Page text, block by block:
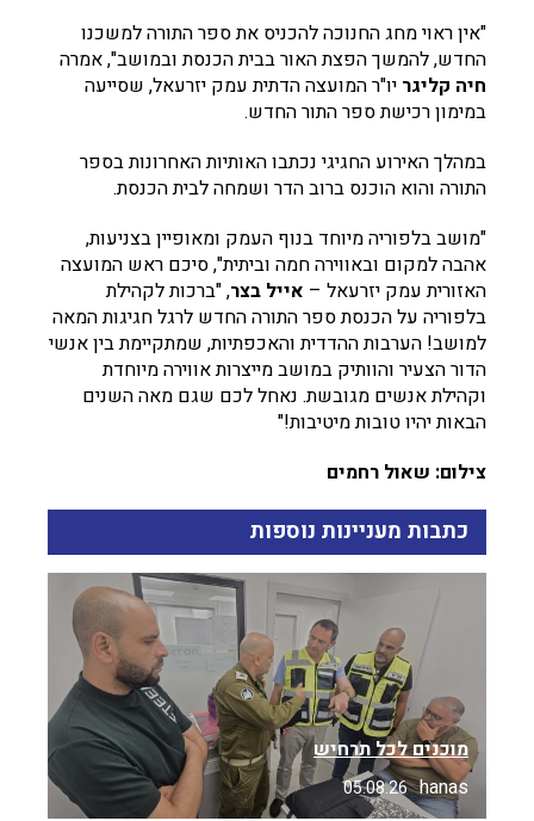
"אין ראוי מחג החנוכה להכניס את ספר התורה למשכנו
החדש, להמשך הפצת האור בבית הכנסת ובמושב", אמרה
חיה קליגר יו"ר המועצה הדתית עמק יזרעאל, שסייעה
במימון רכישת ספר התור החדש.
במהלך האירוע החגיגי נכתבו האותיות האחרונות בספר
התורה והוא הוכנס ברוב הדר ושמחה לבית הכנסת.
"מושב בלפוריה מיוחד בנוף העמק ומאופיין בצניעות,
אהבה למקום ובאווירה חמה וביתית", סיכם ראש המועצה
האזורית עמק יזרעאל – אייל בצר, "ברכות לקהילת
בלפוריה על הכנסת ספר התורה החדש לרגל חגיגות המאה
למושב! הערבות ההדדית והאכפתיות, שמתקיימת בין אנשי
הדור הצעיר והוותיק במושב מייצרות אווירה מיוחדת
וקהילת אנשים מגובשת. נאחל לכם שגם מאה השנים
הבאות יהיו טובות מיטיבות!"
צילום: שאול רחמים
כתבות מעניינות נוספות
מוכנים לכל תרחיש
hanas
05.08.26